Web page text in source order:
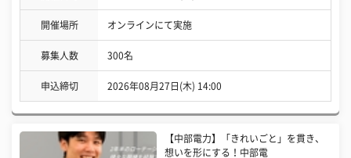
開催場所 オンラインにて実施
募集人数 300名
申込締切 2026年08月27日(木) 14:00
【中部電力】「きれいごと」を貫き、
想いを形にする！中部電